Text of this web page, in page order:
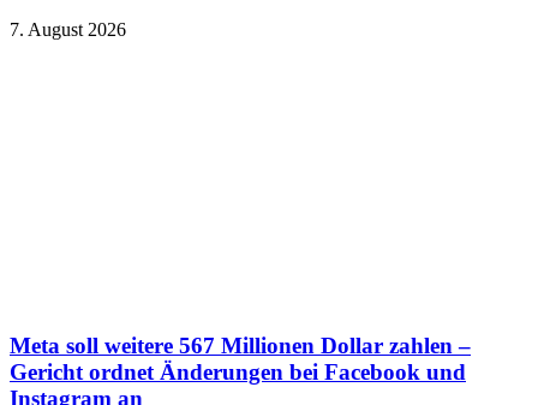
7. August 2026
Meta soll weitere 567 Millionen Dollar zahlen –
Gericht ordnet Änderungen bei Facebook und
Instagram an